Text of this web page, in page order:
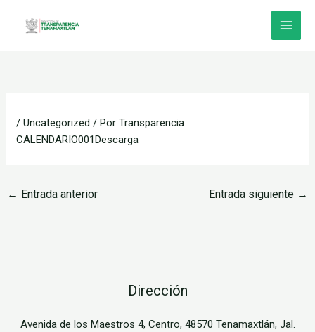
/Uncategorized / PorTransparencia
CALENDARIO001Descarga
← Entrada anterior Entrada siguiente →
Dirección
Avenida de los Maestros 4, Centro, 48570 Tenamaxtlán, Jal.